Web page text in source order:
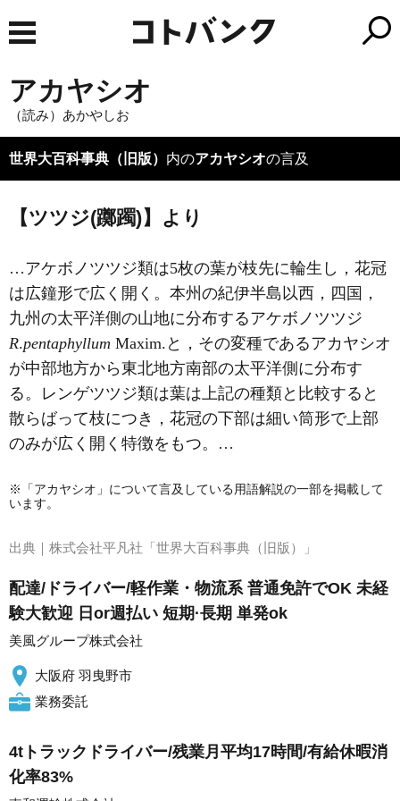
アカヤシオ
（読み）あかやしお
世界大百科事典（旧版） 内のアカヤシオの言及
【ツツジ(躑躅)】より
…アケボノツツジ類は5枚の葉が枝先に輪生し，花冠
は広鐘形で広く開く。本州の紀伊半島以西，四国，
九州の太平洋側の山地に分布するアケボノツツジ
R.pentaphyllum Maxim.と，その変種であるアカヤシオ
が中部地方から東北地方南部の太平洋側に分布す
る。レンゲツツジ類は葉は上記の種類と比較すると
散らばって枝につき，花冠の下部は細い筒形で上部
のみが広く開く特徴をもつ。…
※「アカヤシオ」について言及している用語解説の一部を掲載して
います。
出典｜ 株式会社平凡社「世界大百科事典（旧版）」
配達/ドライバー/軽作業・物流系 普通免許でOK 未経
験大歓迎 日or週払い 短期·長期 単発ok
美風グループ株式会社
大阪府 羽曳野市
業務委託
4tトラックドライバー/残業月平均17時間/有給休暇消
化率83%